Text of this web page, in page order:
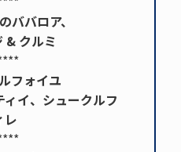
ババロア、
& クルミ
フォイユ
イ、シュークルフ
レ